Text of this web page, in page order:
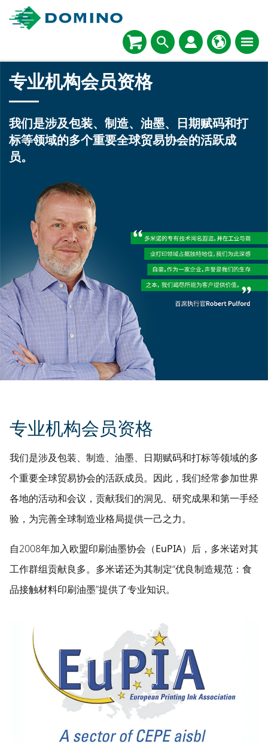
专业机构会员资格
我们是涉及包装、制造、油墨、日期赋码和打
标等领域的多个重要全球贸易协会的活跃成
员。
专业机构会员资格
我们是涉及包装、制造、油墨、日期赋码和打标等领域的多
个重要全球贸易协会的活跃成员。因此，我们经常参加世界
各地的活动和会议，贡献我们的洞见、研究成果和第一手经
验，为完善全球制造业格局提供一己之力。
自2008年加入欧盟印刷油墨协会 （EuPIA） 后，多米诺对其
工作群组贡献良多。多米诺还为其制定“优良制造规范：食
品接触材料印刷油墨”提供了专业知识。